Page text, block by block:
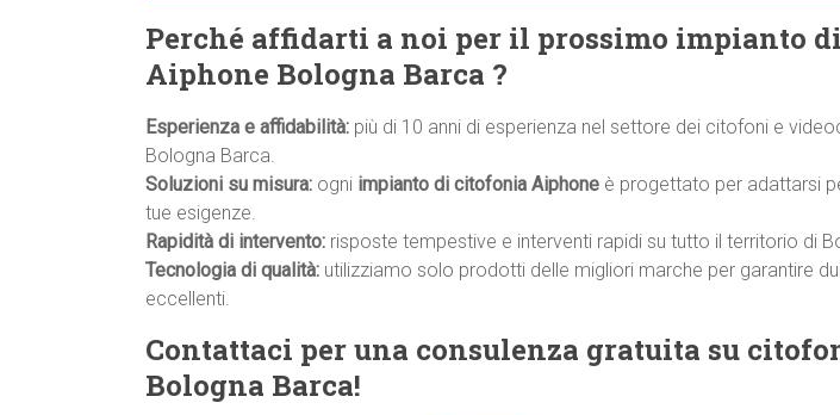
Perché affidarti a noi per il prossimo impianto
Aiphone Bologna Barca ?
Esperienza e affidabilità: più di 10 anni di esperienza nel settore dei citofoni e
Bologna Barca.
Soluzioni su misura: ogni impianto di citofonia Aiphone è progettato per adattarsi
tue esigenze.
Rapidità di intervento: risposte tempestive e interventi rapidi su tutto il territorio di
Tecnologia di qualità: utilizziamo solo prodotti delle migliori marche per garantire
eccellenti.
Contattaci per una consulenza gratuita su
Bologna Barca!